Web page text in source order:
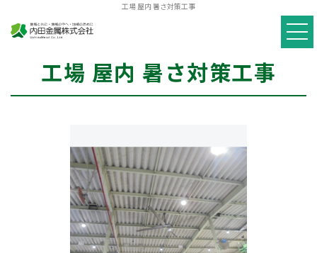
工場 屋内 暑さ対策工事
工場 屋内 暑さ対策工事